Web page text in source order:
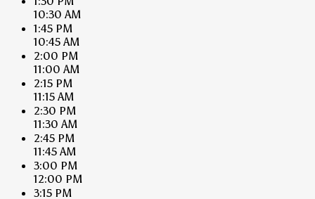
10:30 AM
1:45 PM
10:45 AM
2:00 PM
11:00 AM
2:15 PM
11:15 AM
2:30 PM
11:30 AM
2:45 PM
11:45 AM
3:00 PM
12:00 PM
3:15 PM